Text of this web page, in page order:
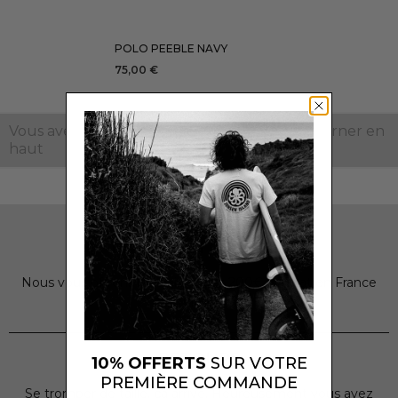
XL
AJOUTER
POLO PEEBLE NAVY
75,00 €
Vous avez atteint le bas de cette page.Retourner en
haut
LIVRAISON OFFERTE
Nous vous offrons la livraison dès 200€ d’achat en France
métropolitaine.
RETOURS
Se tromper de taille, ça arrive. Heureusement vous avez
10% OFFERTS SUR VOTRE
PREMIÈRE COMMANDE